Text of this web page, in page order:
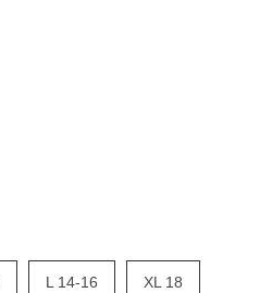
L 14-16 XL 18